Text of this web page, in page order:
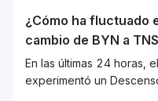
¿Cómo ha fluctuado
cambio de BYN a
En las últimas 24 horas,
experimentó un